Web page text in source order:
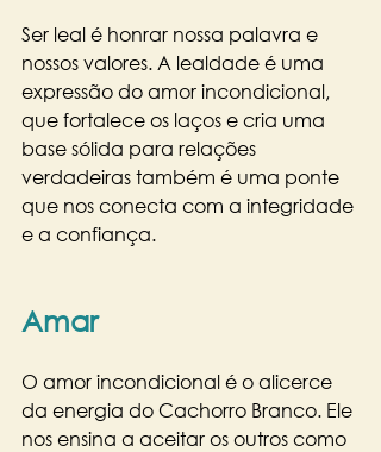
Ser leal é honrar nossa palavra e
nossos valores. A lealdade é uma
expressão do amor incondicional,
que fortalece os laços e cria uma
base sólida para relações
verdadeiras também é uma ponte
que nos conecta com a integridade
e a confiança.
Amar
O amor incondicional é o alicerce
da energia do Cachorro Branco. Ele
nos ensina a aceitar os outros como